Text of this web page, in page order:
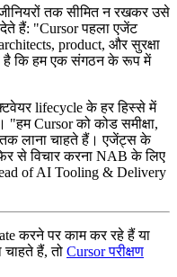
तक सीमित न रखकर उसे
हैं: "Cursor पहला एजेंट
product, और सुरक्षा
है कि हम एक संगठन के रूप में
lifecycle के हर हिस्से में
"हम Cursor को कोड समीक्षा,
तक लाना चाहते हैं। एजेंट्स के
से विचार करना NAB के लिए
of AI Tooling & Delivery
करने पर काम कर रहे हैं या
हैं, तो Cursor परीक्षण